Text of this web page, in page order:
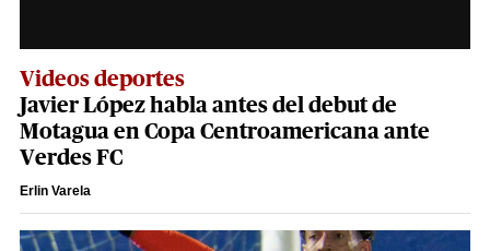
Videos deportes
Javier López habla antes del debut de
Motagua en Copa Centroamericana ante
Verdes FC
Erlin Varela